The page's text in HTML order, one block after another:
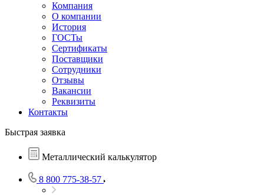
Компания
О компании
История
ГОСТы
Сертификаты
Поставщики
Сотрудники
Отзывы
Вакансии
Реквизиты
Контакты
Быстрая заявка
Металлический калькулятор
8 800 775-38-57